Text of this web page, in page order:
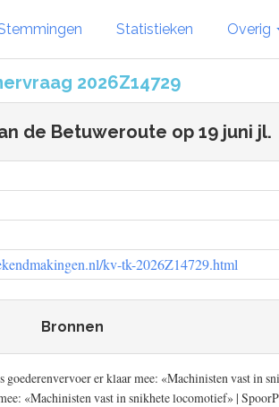
Statistieken Overig
2026Z14729
de Betuweroute op 19 juni jl.
kv-tk-2026Z14729.html
Bronnen
er klaar mee: «Machinisten vast in
«Machinisten vast in snikhete locomotief» |